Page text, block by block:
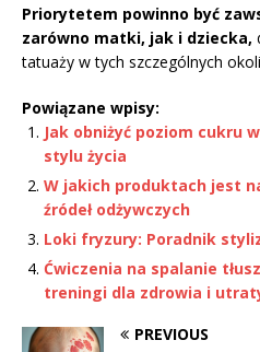
Priorytetem powinno być
zarówno matki, jak i dziecka,
tatuaży w tych szczególnych
Powiązane wpisy:
Jak obniżyć poziom cukru
stylu życia
W jakich produktach jest
źródeł odżywczych
Loki fryzury: Poradnik
Ćwiczenia na spalanie
treningi dla zdrowia i
PREVIOUS